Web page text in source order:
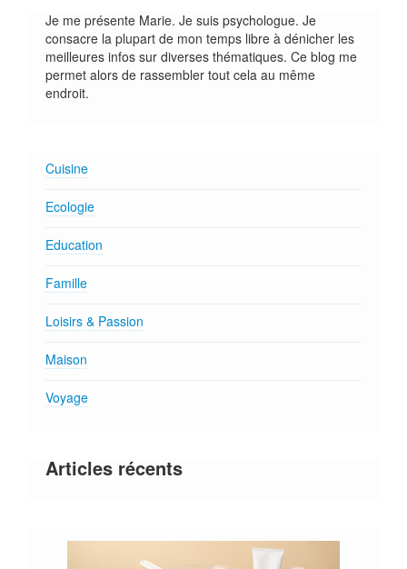
Je me présente Marie. Je suis psychologue. Je
consacre la plupart de mon temps libre à dénicher les
meilleures infos sur diverses thématiques. Ce blog me
permet alors de rassembler tout cela au même
endroit.
Cuisine
Ecologie
Education
Famille
Loisirs & Passion
Maison
Voyage
Articles récents